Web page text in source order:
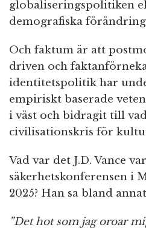
globaliseringspolitiken
demografiska
Och faktum är att
driven och
identitetspolitik har
empiriskt baserade
i väst och bidragit till
civilisationskris för
Vad var det J.D. Vance
säkerhetskonferensen i
2025? Han sa bland
”Det hot som jag oroar